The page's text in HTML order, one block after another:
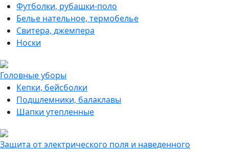
Футболки, рубашки-поло
Белье нательное, термобелье
Свитера, джемпера
Носки
Головные уборы
Кепки, бейсболки
Подшлемники, балаклавы
Шапки утепленные
Защита от электрического поля и наведенного